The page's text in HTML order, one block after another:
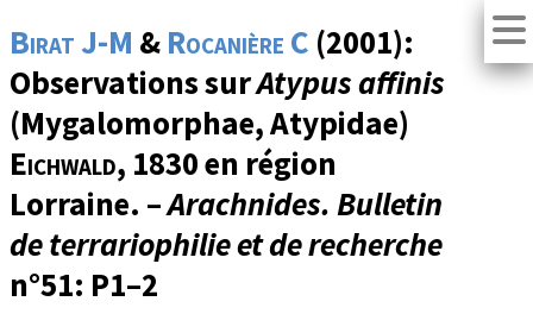
Birat J-M & Rocanière C (2001):
Observations surAtypus affinis
(Mygalomorphae, Atypidae)
Eichwald, 1830 en région
Lorraine. –Arachnides. Bulletin
de terrariophilie et de recherche
n°51: P1–2